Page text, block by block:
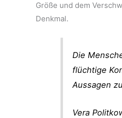
Größe und dem
Denkmal.
Die
flüchtige
Aussagen
Vera